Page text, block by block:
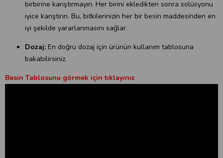
birbirine karıştırmayın. Her birini ekledikten sonra solüsyonu
iyice karıştırın. Bu, bitkilerinizin her bir besin maddesinden en
iyi şekilde yararlanmasını sağlar.
Dozaj: En doğru dozaj için ürünün kullanım tablosuna
bakabilirsiniz.
Besin Tablosunu görmek için tıklayınız